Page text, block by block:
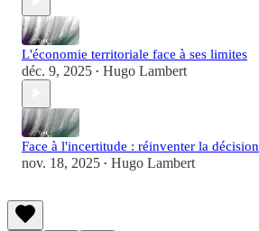
L'économie territoriale face à ses limites
déc. 9, 2025 • Hugo Lambert
Face à l'incertitude : réinventer la décision
nov. 18, 2025 • Hugo Lambert